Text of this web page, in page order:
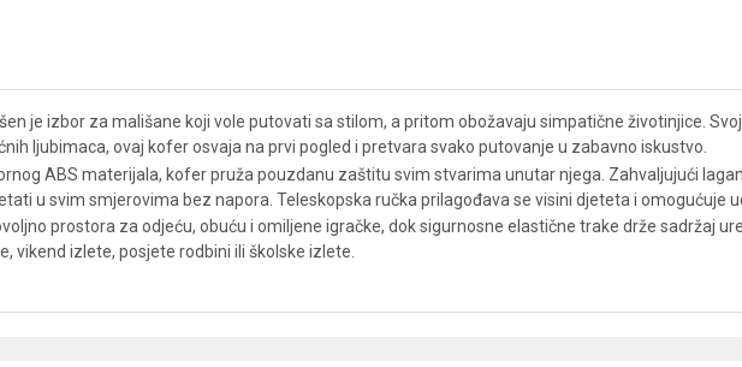
je izbor za mališane koji vole putovati sa stilom, a pritom obožavaju simpatične životinjice.
ljubimaca, ovaj kofer osvaja na prvi pogled i pretvara svako putovanje u zabavno iskustvo.
ABS materijala, kofer pruža pouzdanu zaštitu svim stvarima unutar njega. Zahvaljujući
u svim smjerovima bez napora. Teleskopska ručka prilagođava se visini djeteta i omogućuje
prostora za odjeću, obuću i omiljene igračke, dok sigurnosne elastične trake drže sadržaj
vikend izlete, posjete rodbini ili školske izlete.